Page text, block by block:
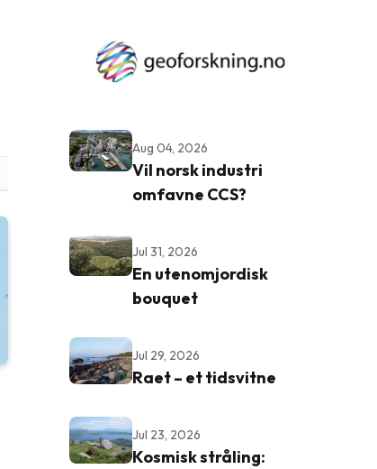
Aug 04, 2026
Vil norsk industri
omfavne CCS?
Jul 31, 2026
En utenomjordisk
bouquet
Jul 29, 2026
Raet – et tidsvitne
Jul 23, 2026
Kosmisk stråling: